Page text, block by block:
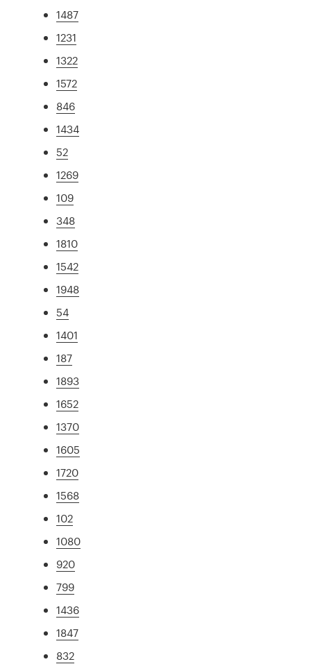
1487
1231
1322
1572
846
1434
52
1269
109
348
1810
1542
1948
54
1401
187
1893
1652
1370
1605
1720
1568
102
1080
920
799
1436
1847
832